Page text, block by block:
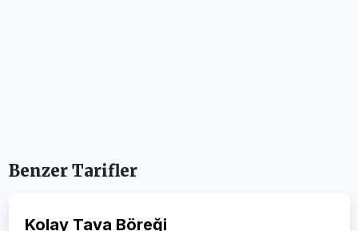
Benzer Tarifler
Kolay Tava Böreği